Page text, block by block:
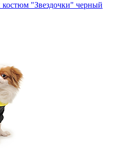
"Звездочки" черный